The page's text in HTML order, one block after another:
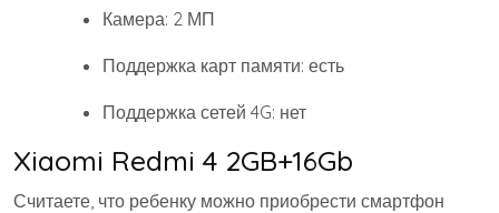
Камера: 2 МП
Поддержка карт памяти: есть
Поддержка сетей 4G: нет
Xiaomi Redmi 4 2GB+16Gb
Считаете, что ребенку можно приобрести смартфон